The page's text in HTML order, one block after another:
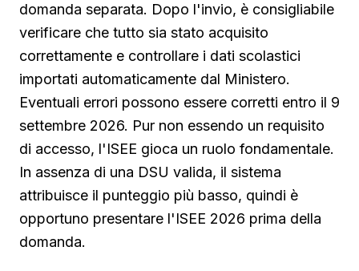
domanda separata. Dopo l'invio, è consigliabile
verificare che tutto sia stato acquisito
correttamente e controllare i dati scolastici
importati automaticamente dal Ministero.
Eventuali errori possono essere corretti entro il 9
settembre 2026. Pur non essendo un requisito
di accesso, l'ISEE gioca un ruolo fondamentale.
In assenza di una DSU valida, il sistema
attribuisce il punteggio più basso, quindi è
opportuno presentare l'ISEE 2026 prima della
domanda.